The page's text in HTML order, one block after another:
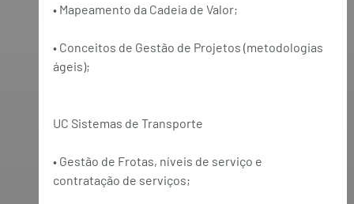
• Mapeamento da Cadeia de Valor;
• Conceitos de Gestão de Projetos (metodologias
ágeis);
UC Sistemas de Transporte
• Gestão de Frotas, níveis de serviço e
contratação de serviços;